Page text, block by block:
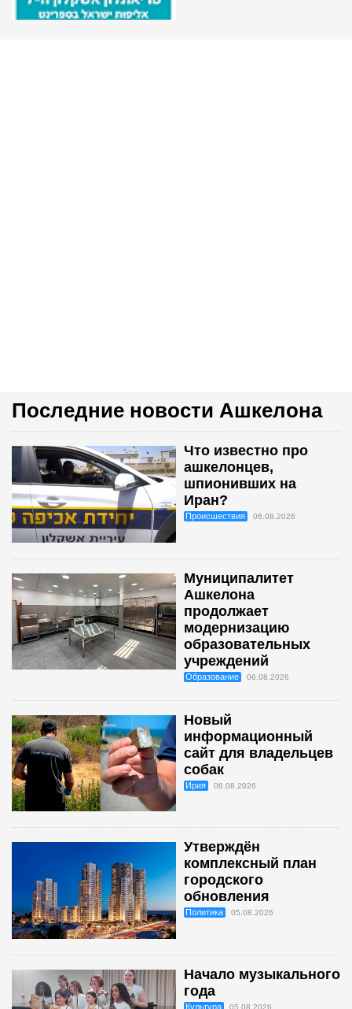
Последние новости Ашкелона
Что известно про
ашкелонцев,
шпионивших на
Иран?
Происшествия 06.08.2026
Муниципалитет
Ашкелона
продолжает
модернизацию
образовательных
учреждений
Образование 06.08.2026
Новый
информационный
сайт для владельцев
собак
Ирия 06.08.2026
Утверждён
комплексный план
городского
обновления
Политика 05.08.2026
Начало музыкального
года
Культура 05.08.2026